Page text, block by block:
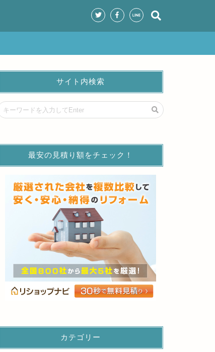
サイト内検索
最安の見積り額をチェック！
カテゴリー